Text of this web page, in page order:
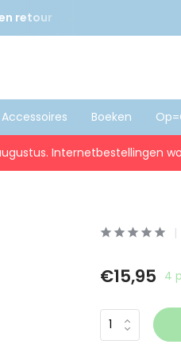
retour
Accessoires Boeken
Internetbestellingen
€15,95 4